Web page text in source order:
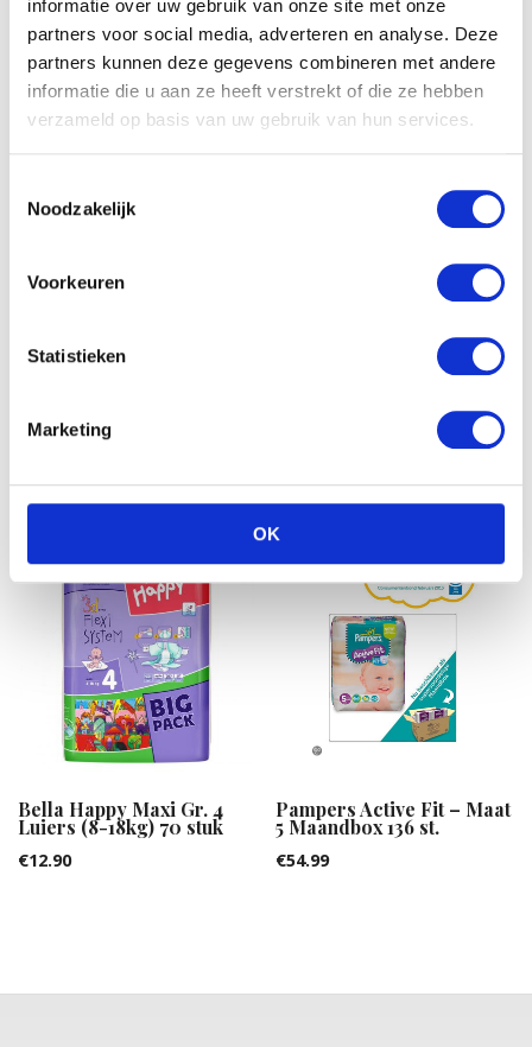
informatie over uw gebruik van onze site met onze
partners voor social media, adverteren en analyse. Deze
partners kunnen deze gegevens combineren met andere
informatie die u aan ze heeft verstrekt of die ze hebben
verzameld op basis van uw gebruik van hun services.
Noodzakelijk
Voorkeuren
Statistieken
Marketing
OK
Gerelateerde producten
Maandv
Bella Happy Maxi Gr. 4
Luiers (8-18kg) 70 stuk
€12.90
Pampers Active Fit – Maat
5 Maandbox 136 st.
€54.99